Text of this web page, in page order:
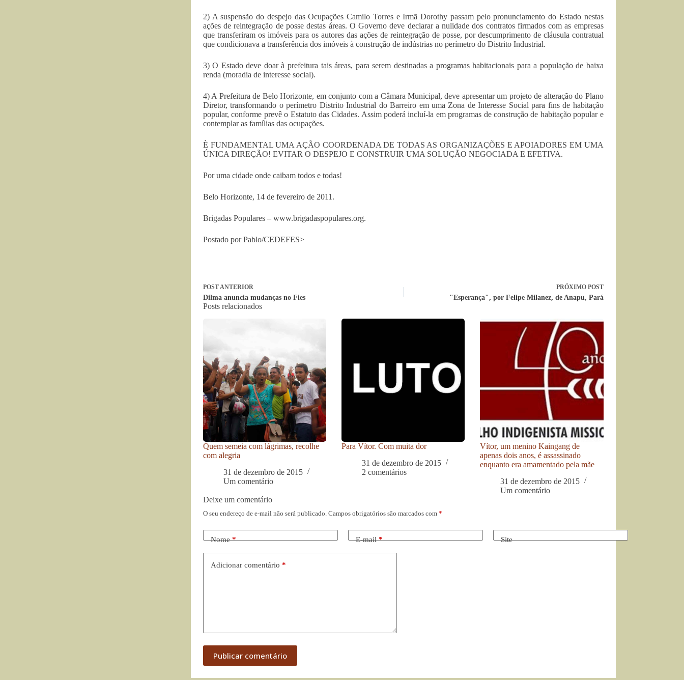
2) A suspensão do despejo das Ocupações Camilo Torres e Irmã Dorothy passam pelo pronunciamento do Estado nestas
ações de reintegração de posse destas áreas. O Governo deve declarar a nulidade dos contratos firmados com as empresas
que transferiram os imóveis para os autores das ações de reintegração de posse, por descumprimento de cláusula contratual
que condicionava a transferência dos imóveis à construção de indústrias no perímetro do Distrito Industrial.
3) O Estado deve doar à prefeitura tais áreas, para serem destinadas a programas habitacionais para a população de baixa
renda (moradia de interesse social).
4) A Prefeitura de Belo Horizonte, em conjunto com a Câmara Municipal, deve apresentar um projeto de alteração do Plano
Diretor, transformando o perímetro Distrito Industrial do Barreiro em uma Zona de Interesse Social para fins de habitação
popular, conforme prevê o Estatuto das Cidades. Assim poderá incluí-la em programas de construção de habitação popular e
contemplar as famílias das ocupações.
È FUNDAMENTAL UMA AÇÃO COORDENADA DE TODAS AS ORGANIZAÇÕES E APOIADORES EM UMA
ÚNICA DIREÇÃO! EVITAR O DESPEJO E CONSTRUIR UMA SOLUÇÃO NEGOCIADA E EFETIVA.
Por uma cidade onde caibam todos e todas!
Belo Horizonte, 14 de fevereiro de 2011.
Brigadas Populares – www.brigadaspopulares.org.
Postado por Pablo/CEDEFES>
POSTANTERIOR
Dilma anuncia mudanças no Fies
PRÓXIMO POST
"Esperança", por Felipe Milanez, de Anapu, Pará
Posts relacionados
Quem semeia com lágrimas, recolhe
com alegria
31 de dezembro de 2015
Um comentário
Para Vítor. Com muita dor
31 de dezembro de 2015
2 comentários
Vítor, um menino Kaingang de
apenas dois anos, é assassinado
enquanto era amamentado pela mãe
31 de dezembro de 2015
Um comentário
Deixe um comentário
O seu endereço de e-mail não será publicado. Campos obrigatórios são marcados com *
Nome* E-mail* Site
Adicionar comentário *
Publicar comentário